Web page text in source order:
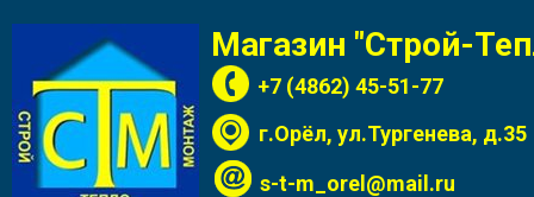
Магазин "Строй-
+7 (4862) 45-51-77
г.Орёл, ул.Тургенева, д.35
s-t-m_orel@mail.ru